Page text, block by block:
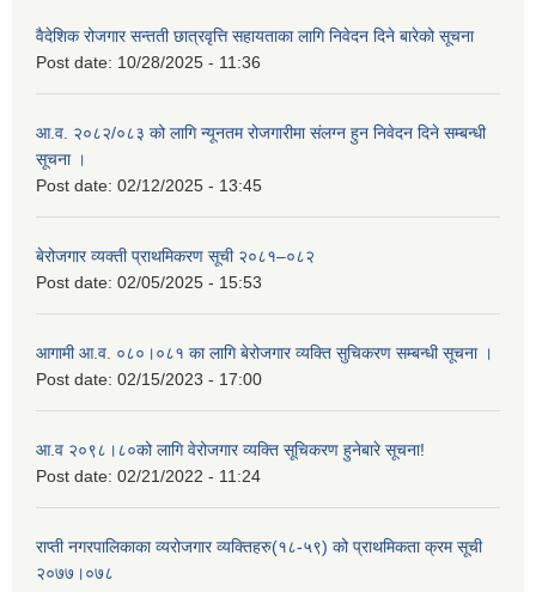
वैदेशिक रोजगार सन्तती छात्रवृत्ति सहायताका लागि निवेदन दिने बारेको सूचना
Post date: 10/28/2025 - 11:36
आ.व. २०८२/०८३ को लागि न्यूनतम रोजगारीमा संलग्न हुन निवेदन दिने सम्बन्धी
सूचना ।
Post date: 02/12/2025 - 13:45
बेरोजगार व्यक्ती प्राथमिकरण सूची २०८१–०८२
Post date: 02/05/2025 - 15:53
आगामी आ.व. ०८०।०८१ का लागि बेरोजगार व्यक्ति सुचिकरण सम्बन्धी सूचना ।
Post date: 02/15/2023 - 17:00
आ.व २०९८।८०को लागि वेरोजगार व्यक्ति सूचिकरण हुनेबारे सूचना!
Post date: 02/21/2022 - 11:24
राप्ती नगरपालिकाका व्यरोजगार व्यक्तिहरु(१८-५९) को प्राथमिकता क्रम सूची
२०७७।०७८